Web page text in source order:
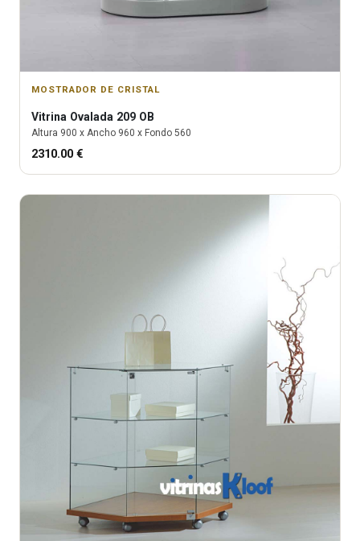
MOSTRADOR DE CRISTAL
Vitrina Ovalada 209 OB
Altura 900 x Ancho 960 x Fondo 560
2310.00 €